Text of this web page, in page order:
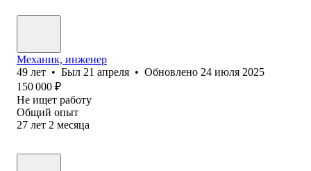
Механик, инженер
49 лет • Был 21 апреля • Обновлено 24 июля 2025
150 000 ₽
Не ищет работу
Общий опыт
27 лет 2 месяца